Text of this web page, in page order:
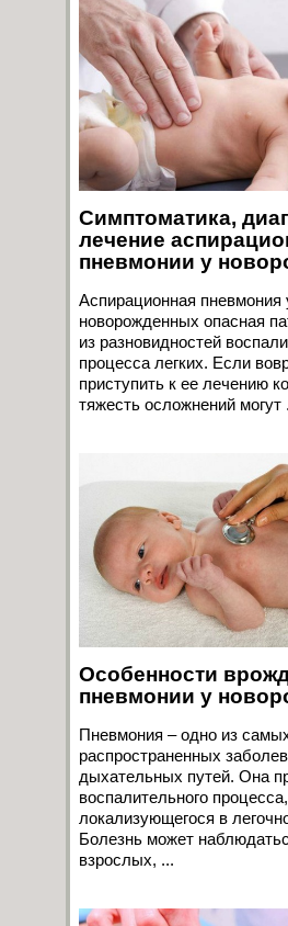
Симптоматика,
лечение
пневмонии у
Аспирационная пневмония
новорожденных опасная
из разновидностей
процесса легких. Если
приступить к ее лечению
тяжесть осложнений могут
Особенности
пневмонии у
Пневмония – одно из
распространенных
дыхательных путей. Она
воспалительного процесса,
локализующегося в
Болезнь может
взрослых, ...